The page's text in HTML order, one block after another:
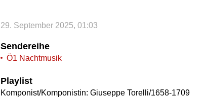
29. September 2025, 01:03
Sendereihe
Ö1 Nachtmusik
Playlist
Komponist/Komponistin: Giuseppe Torelli/1658-1709